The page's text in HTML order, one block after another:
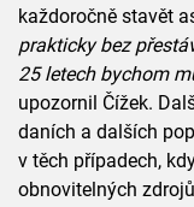
každoročně stavět
prakticky bez
25 letech bychom
upozornil Čížek.
daních a dalších
v těch případech,
obnovitelných